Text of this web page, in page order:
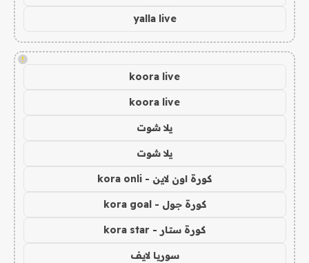
yalla live
!
koora live
koora live
يلا شوت
يلا شوت
كورة اون لاين - kora onli
كورة جول - kora goal
كورة ستار - kora star
سوريا لايف